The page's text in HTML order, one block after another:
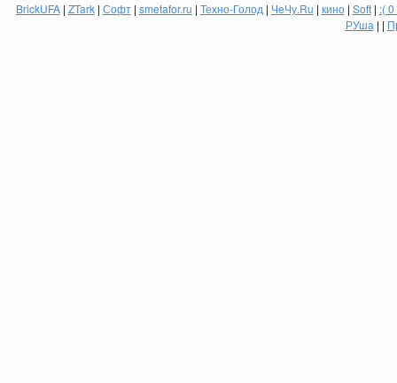
BrickUFA| ZTark| Софт| smetafor.ru | Техно-Голод | ЧеЧу.Ru | кино| Soft| :(
РУша | |